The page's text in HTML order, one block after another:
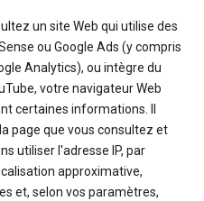
un site Web qui utilise des
ou Google Ads (y compris
Analytics), ou intègre du
votre navigateur Web
certaines informations. Il
page que vous consultez et
utiliser l'adresse IP, par
approximative,
et, selon vos paramètres,